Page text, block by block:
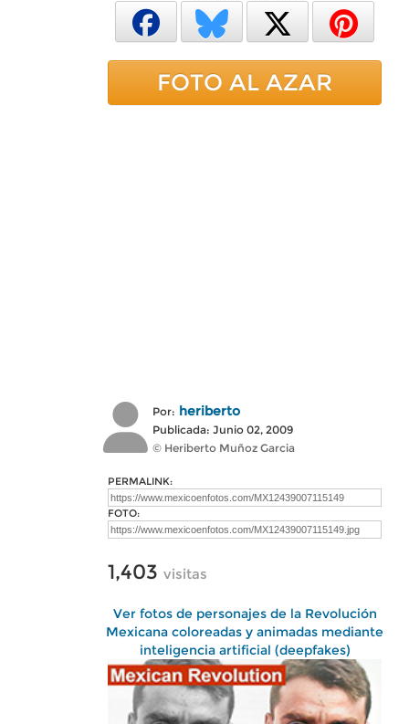
FOTO AL AZAR
Por: heriberto
Publicada: Junio 02, 2009
© Heriberto Muñoz Garcia
PERMALINK:
FOTO:
1,403 visitas
Ver fotos de personajes de la Revolución
Mexicana coloreadas y animadas mediante
inteligencia artificial (deepfakes)